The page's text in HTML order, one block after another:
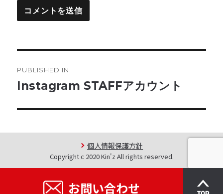
稿
ー
PUBLISHED IN
Instagram STAFFアカウント
個人情報保護方針
Copyright c 2020 Kin'z All rights reserved.
お問い合わせ